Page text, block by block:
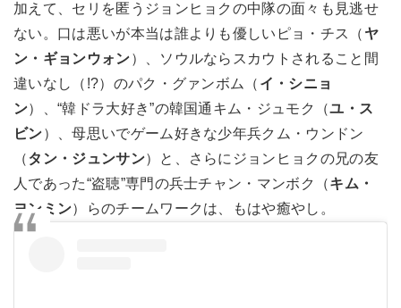
加えて、セリを匿うジョンヒョクの中隊の面々も見逃せ
ない。口は悪いが本当は誰よりも優しいピョ・チス（ ヤ
ン・ギョンウォン）、ソウルならスカウトされること間
違いなし（!?）のパク・グァンボム（ イ・シニョ
ン）、“韓ドラ大好き”の韓国通キム・ジュモク（ユ・ス
ビン）、母思いでゲーム好きな少年兵クム・ウンドン
（タン・ジュンサン）と、さらにジョンヒョクの兄の友
人であった“盗聴”専門の兵士チャン・マンボク（キム・
ヨンミン）らのチームワークは、もはや癒やし。